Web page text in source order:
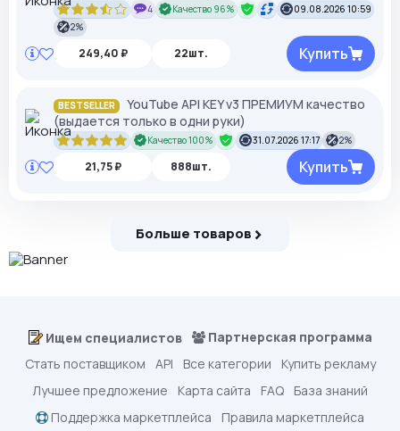
4 Качество 96%
09.08.2026 10:59
2%
249,40 ₽ 22шт. Купить
BESTSELLER
YouTube API KEY v3 ПРЕМИУМ качество
(выдается только в одни руки)
Качество 100% 31.07.2026 17:17 2%
21,75 ₽ 888шт. Купить
Больше товаров
Ищем специалистов
Партнерская программа
Стать поставщиком
API Все категории
Купить рекламу
Лучшее предложение
Карта сайта FAQ
База знаний
Поддержка маркетплейса
Правила маркетплейса